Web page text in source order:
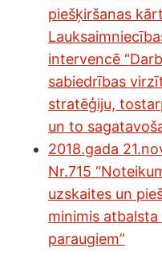
piešķiršanas
intervencē
sabiedrības
stratēģiju,
un to
2018.gada
Nr.715
uzskaites un
minimis
paraugiem”